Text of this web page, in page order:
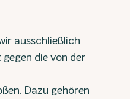
ausschließlich
die von der
Dazu gehören